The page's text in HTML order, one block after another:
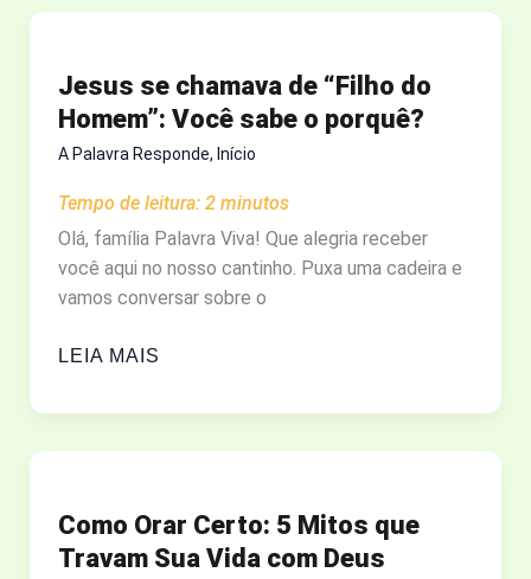
QUE
O
MUNDO
MODA
TEM
A
NOS
Jesus se chamava de “Filho do
Homem”: Você sabe o porquê?
A Palavra Responde, Início
Tempo de leitura: 2 minutos
Olá, família Palavra Viva! Que alegria receber
você aqui no nosso cantinho. Puxa uma cadeira e
vamos conversar sobre o
JESUS
CHAMAVA
HOMEM”:
VOCÊ
LEIA MAIS
Como Orar Certo: 5 Mitos que
Travam Sua Vida com Deus